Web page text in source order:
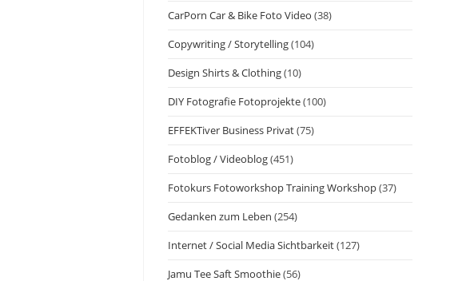
CarPorn Car & Bike Foto Video (38)
Copywriting / Storytelling(104)
Design Shirts & Clothing(10)
DIY Fotografie Fotoprojekte(100)
EFFEKTiver Business Privat(75)
Fotoblog / Videoblog(451)
Fotokurs Fotoworkshop Training Workshop(37)
Gedanken zum Leben (254)
Internet / Social Media Sichtbarkeit(127)
Jamu Tee Saft Smoothie(56)